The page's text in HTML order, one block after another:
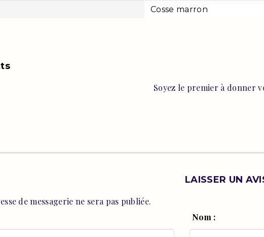
Cosse marron
Soyez le premier à donner
LAISSER UN
de messagerie ne sera pas publiée.
Nom :